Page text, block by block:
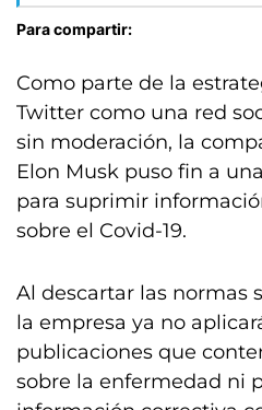
Para compartir:
Como parte de la
Twitter como una red
sin moderación, la
Elon Musk puso fin a
para suprimir
sobre el Covid-19.
Al descartar las normas
la empresa ya no
publicaciones que
sobre la enfermedad ni